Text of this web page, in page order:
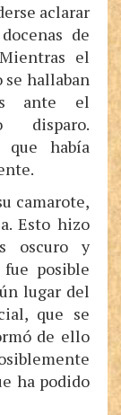
aclarar
de
el
hallaban
ante el
disparo.
había
camarote,
Esto hizo
oscuro y
posible
lugar del
que se
de ello
ha podido